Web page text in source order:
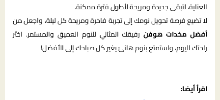
العناية، لتبقى جديدة ومريحة لأطول فترة ممكنة.
لا تضيع فرصة تحويل نومك إلى تجربة فاخرة ومريحة كل ليلة، واجعل من
أفضل مخدات هوفنرفيقك المثالي للنوم العميق والمستمر. اختَر
راحتك اليوم، واستمتع بنوم هانئ يغير كل صباحك إلى الأفضل!
اقرأ أيضا: